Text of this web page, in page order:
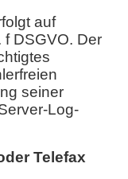
auf
f DSGVO. Der
seiner
Log-
Telefax